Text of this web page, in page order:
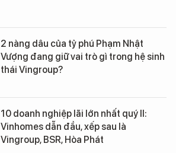
2 nàng dâu của tỷ phú Phạm Nhật
Vượng đang giữ vai trò gì trong hệ sinh
thái Vingroup?
10 doanh nghiệp lãi lớn nhất quý II:
Vinhomes dẫn đầu, xếp sau là
Vingroup, BSR, Hòa Phát